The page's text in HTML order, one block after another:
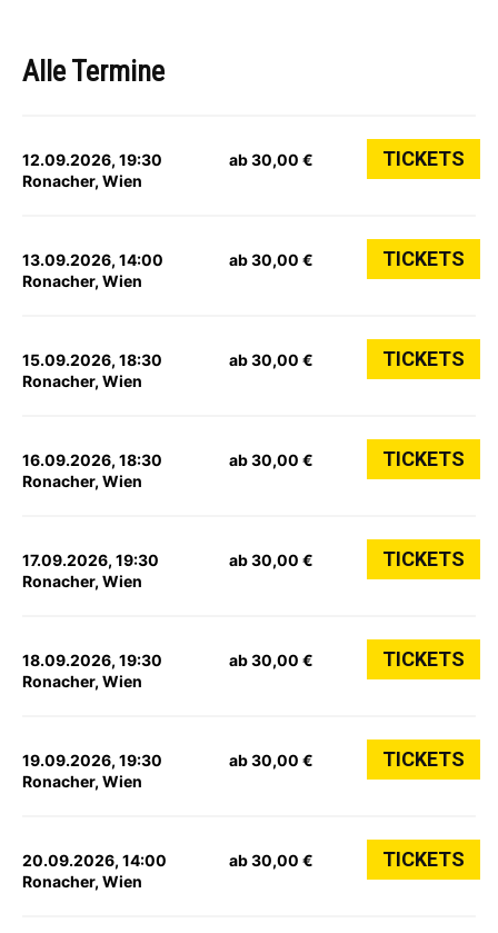
Alle Termine
12.09.2026, 19:30
Ronacher, Wien
ab 30,00 € TICKETS
13.09.2026, 14:00
Ronacher, Wien
ab 30,00 € TICKETS
15.09.2026, 18:30
Ronacher, Wien
ab 30,00 € TICKETS
16.09.2026, 18:30
Ronacher, Wien
ab 30,00 € TICKETS
17.09.2026, 19:30
Ronacher, Wien
ab 30,00 € TICKETS
18.09.2026, 19:30
Ronacher, Wien
ab 30,00 € TICKETS
19.09.2026, 19:30
Ronacher, Wien
ab 30,00 € TICKETS
20.09.2026, 14:00
Ronacher, Wien
ab 30,00 € TICKETS